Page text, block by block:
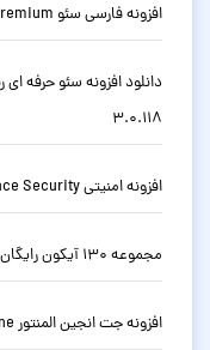
افزونه فارسی سئو Yoast SEO Premium وردپرس نسخه حرفه ای 28.2
3.0.118
افزونه امنیتی Wordfence Security وردپرس نسخه 8.1.4
مجموعه 130 آیکون رایگان Icons8 به صورت SVG
افزونه جت انجین المنتور JetEngine نسخه 3.8.13.2